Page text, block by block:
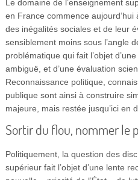
Le domaine de l’enseignement
en France commence aujourd’hui
des inégalités sociales et de leur
sensiblement moins sous l’angle
problématique qui fait l’objet
ambiguë, et d’une évaluation
Reconnaissance politique,
publique sont ainsi à construire
majeure, mais restée jusqu’ici en
Sortir du flou, nommer le
Politiquement, la question des
supérieur fait l’objet d’une lente